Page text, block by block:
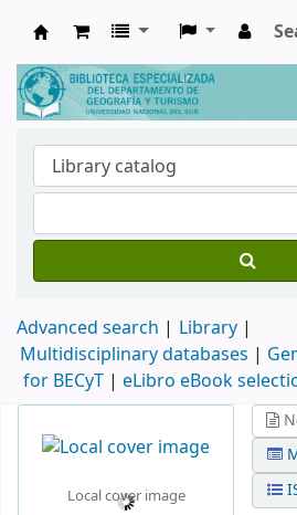
Biblioteca de Geografía y
Advanced search
Library
Multidisciplinary databases |
for BECyT | eLibro eBook
Local cover image